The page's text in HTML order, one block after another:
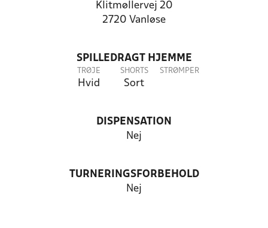
Klitmøllervej 20
2720 Vanløse
SPILLEDRAGT HJEMME
TRØJE
Hvid
SHORTS
Sort
STRØMPER
DISPENSATION
Nej
TURNERINGSFORBEHOLD
Nej